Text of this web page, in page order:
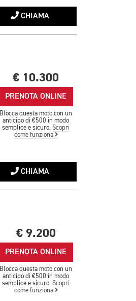
CHIAMA
€ 10.300
PRENOTA ONLINE
Blocca questa moto con un
anticipo di €500 in modo
semplice e sicuro.Scopri
come funziona
CHIAMA
€ 9.200
PRENOTA ONLINE
Blocca questa moto con un
anticipo di €500 in modo
semplice e sicuro.Scopri
come funziona